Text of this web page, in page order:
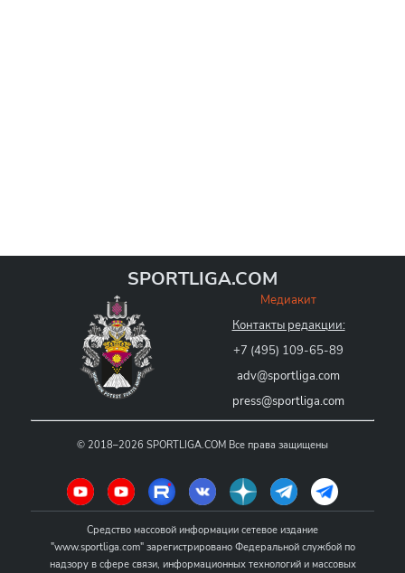
SPORTLIGA.COM
Медиакит
Контакты редакции:
+7 (495) 109-65-89
adv@sportliga.com
press@sportliga.com
© 2018–2026 SPORTLIGA.COM Все права защищены
Средство массовой информации сетевое издание
"www.sportliga.com" зарегистрировано Федеральной службой по
надзору в сфере связи, информационных технологий и массовых